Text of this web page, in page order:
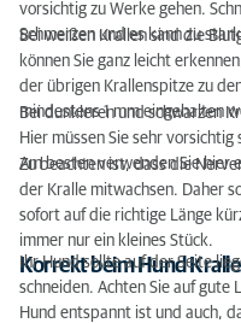
vorsichtig zu Werke gehen.
Schmerzen und es kann zu
Bei weißen Krallen sind die
können Sie ganz leicht
der übrigen Krallenspitze zu
mindestens 1 mm eingehalten
Bei dunkleren und schwarzen
Hier müssen Sie sehr
Am besten verwenden Sie hier
Zu beachten ist, dass die
der Kralle mitwachsen. Daher
sofort auf die richtige Länge
immer nur ein kleines Stück.
Korrekt beim Hund
Ihr Hund sollte auf der Seite
schneiden. Achten Sie auf gute
Hund entspannt ist und auch,